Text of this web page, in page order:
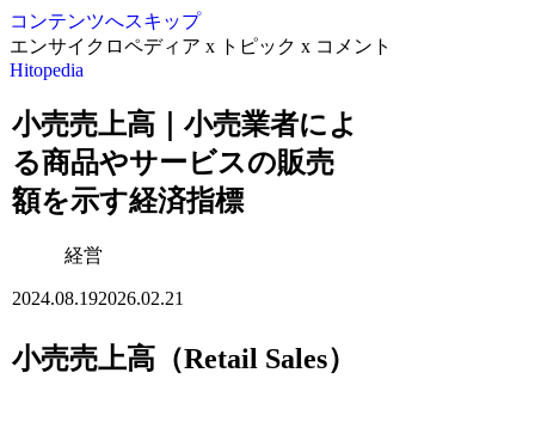
コンテンツへスキップ
エンサイクロペディア x トピック x コメント
Hitopedia
小売売上高｜小売業者によ
る商品やサービスの販売
額を示す経済指標
経営
2024.08.192026.02.21
小売売上高（Retail Sales）